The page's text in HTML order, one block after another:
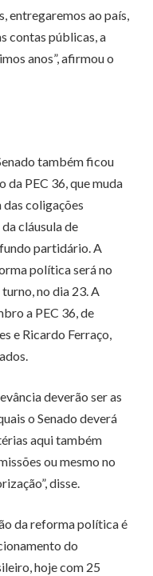
entregaremos ao país,
contas públicas, a
anos”, afirmou o
também ficou
PEC 36, que muda
coligações
cláusula de
partidário. A
política será no
no dia 23. A
a PEC 36, de
e Ricardo Ferraço,
deverão ser as
o Senado deverá
aqui também
ou mesmo no
disse.
da reforma política é
do
hoje com 25